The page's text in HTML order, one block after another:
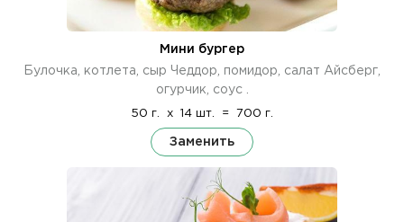
Мини бургер
Булочка, котлета, сыр Чеддор, помидор, салат Айсберг,
огурчик, соус .
50 г. x 14 шт. = 700 г.
Заменить